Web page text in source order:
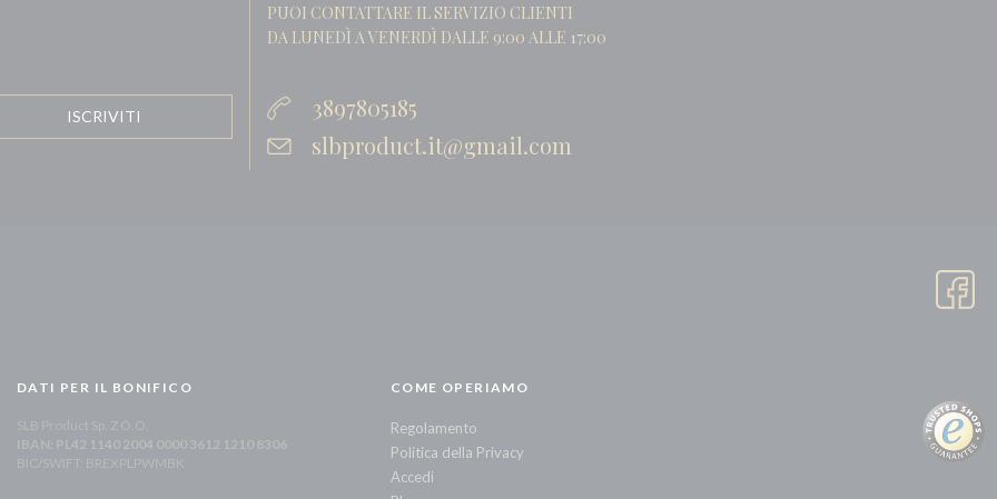
PUOI CONTATTARE IL SERVIZIO CLIENTI
DA LUNEDÌ A VENERDÌ DALLE 9:00 ALLE 17:00
3897805185
slbproduct.it@gmail.com
DATI PER IL BONIFICO
SLB Product Sp. Z O.O.
IBAN: PL42 1140 2004 0000 3612 1210 8306
BIC/SWIFT: BREXPLPWMBK
COME OPERIAMO
Regolamento
Politica della Privacy
Accedi